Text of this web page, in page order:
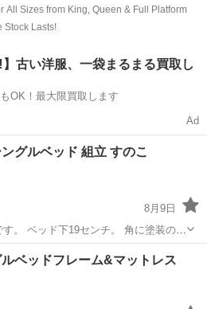
】古い洋服、一袋まるまる買取し
OK！最大限買取します
Ad
ングルベッド 組立 すのこ
8月9日
。 ベッド下19センチ。 角に塗装の剥
ベッドフレーム&マットレス